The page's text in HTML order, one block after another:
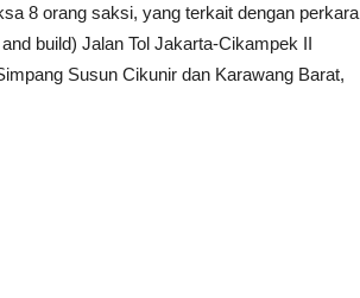
8 orang saksi, yang terkait dengan perkara
build) Jalan Tol Jakarta-Cikampek II
Susun Cikunir dan Karawang Barat,